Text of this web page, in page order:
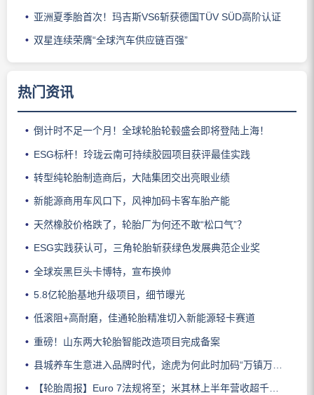
亚洲夏季胎首次！玛吉斯VS6斩获德国TÜV SÜD高阶认证
双星连续荣膺“全球汽车供应链百强”
热门资讯
倒计时不足一个月！全球轮胎轮毂盛会即将登陆上海！
ESG标杆！玲珑云南可持续胶园项目获评最佳实践
转型纯轮胎制造商后，大陆集团交出亮眼业绩
新能源商用车风口下，风神加码卡客车胎产能
天然橡胶价格跌了，轮胎厂为何还不敢“松口气”？
ESG实践获认可，三角轮胎斩获绿色发展典范企业奖
全球炭黑巨头卡博特，宣布换帅
5.8亿轮胎基地升级项目，细节曝光
低滚阻+高耐磨，佳通轮胎精准切入新能源轻卡赛道
重磅！山东两大轮胎智能改造项目完成备案
县城养车生意进入品牌时代，途虎为何此时加码“万镇万店”？
【轮胎周报】Euro 7法规将至；米其林上半年营收超千亿；倍耐力上半年盈利稳增；龙星炭黑斩获欧洲近万吨订单